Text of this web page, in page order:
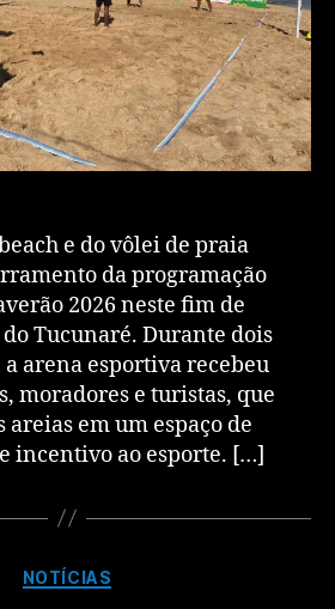
e do vôlei de praia
da programação
2026 neste fim de
Tucunaré. Durante dois
arena esportiva recebeu
moradores e turistas, que
em um espaço de
incentivo ao esporte. […]
NOTÍCIAS